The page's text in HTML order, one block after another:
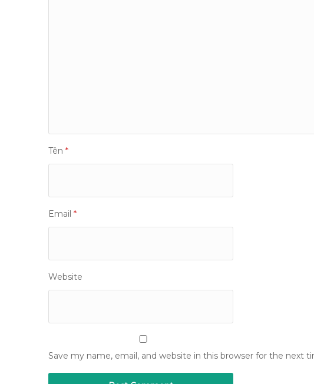
Tên *
Email *
Website
Save my name, email, and website in this browser for the next